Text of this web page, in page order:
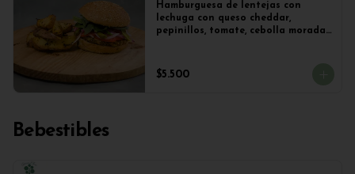
Hamburguesa de lentejas con
lechuga con queso cheddar,
pepinillos, tomate, cebolla morada
$5.500
Bebestibles